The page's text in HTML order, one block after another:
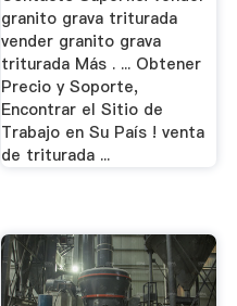
granito grava triturada
vender granito grava
triturada Más . ... Obtener
Precio y Soporte,
Encontrar el Sitio de
Trabajo en Su País ! venta
de triturada ...